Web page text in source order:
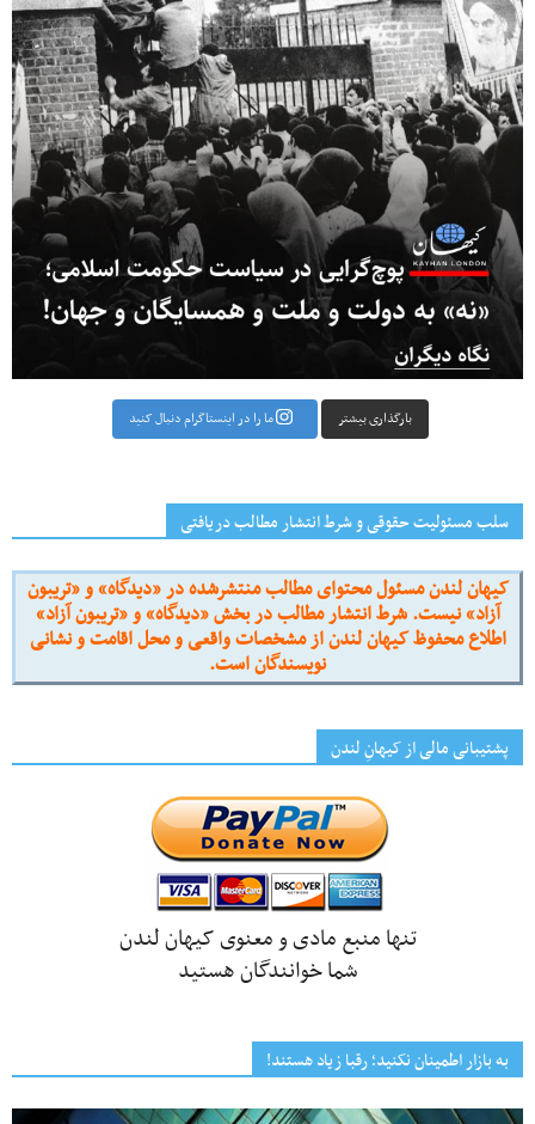
بارگذاری بیشتر ما را در اینستاگرام دنبال کنید
سلب مسئولیت حقوقی و شرط انتشار مطالب دریافتی
کیهان لندن مسئول محتوای مطالب منتشرشده در «دیدگاه» و «تریبون
آزاد» نیست. شرط انتشار مطالب در بخش «دیدگاه» و «تریبون آزاد»
اطلاع محفوظ کیهان لندن از مشخصات واقعی و محل اقامت و نشانی
نویسندگان است.
پشتیبانی مالی از کیهانِ لندن
تنها منبع مادی و معنوی کیهان لندن
شما خوانندگان هستید
به بازار اطمینان نکنید؛ رقبا زیاد هستند!